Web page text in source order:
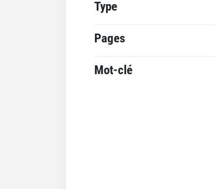
Type
Pages
Mot-clé